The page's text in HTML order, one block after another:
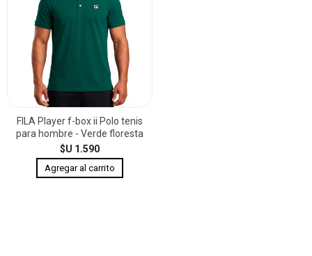
FILA Player f-box ii Polo tenis
para hombre - Verde floresta
$U 1.590